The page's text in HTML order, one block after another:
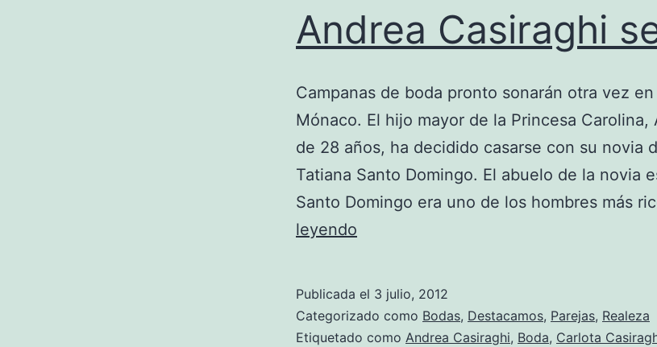
Andrea Casiraghi
Campanas de boda pronto sonarán otra vez
Mónaco. El hijo mayor de la Princesa Carolina,
de 28 años, ha decidido casarse con su novia
Tatiana Santo Domingo. El abuelo de la novia
Santo Domingo era uno de los hombres más
leyendo
casa
Publicada el 3 julio, 2012
Categorizado como Bodas, Destacamos, Parejas, Realeza
Etiquetado como Andrea Casiraghi, Boda, Carlota